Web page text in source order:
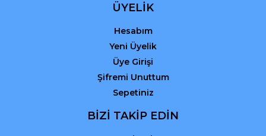
ÜYELİK
Hesabım
Yeni Üyelik
Üye Girişi
Şifremi Unuttum
Sepetiniz
BİZİ TAKİP EDİN